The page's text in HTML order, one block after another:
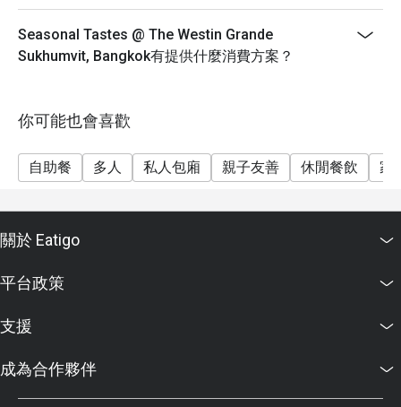
海鮮燒烤晚餐（週五及週六）：1550++
週日家庭早午餐：1550++
早餐價格：850++
6-12歲：成人價格五折
13歲及以上按成人收費
重要提示：Eatigo折扣不可與兒童價格同時使用。
重要提示：所有價格均以泰銖計算，不包括增值稅和服
此政策適用於所有自助餐，但不適用於單點菜式。
Eatigo折扣不可與其他優惠或促銷活動同時使用。折扣
不適用於服務費和增值稅。
Seasonal Tastes @ The Westin Grande
Sukhumvit, Bangkok有提供什麼消費方案？
你可能也會喜歡
自助餐 多人 私人包廂 親子友善 休閒餐飲 家
關於 Eatigo
平台政策
支援
成為合作夥伴